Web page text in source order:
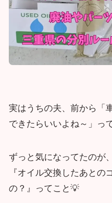
実はうちの夫、前から「
できたらいいよね～」っ
ずっと気になってたのが、
『オイル交換したあとの
の？』ってこと💡